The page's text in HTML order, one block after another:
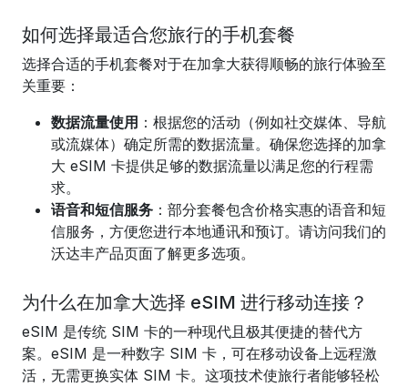
如何选择最适合您旅行的手机套餐
选择合适的手机套餐对于在加拿大获得顺畅的旅行体验至
关重要：
数据流量使用 ：根据您的活动（例如社交媒体、导航
或流媒体）确定所需的数据流量。确保您选择的加拿
大 eSIM 卡提供足够的数据流量以满足您的行程需
求。
语音和短信服务 ：部分套餐包含价格实惠的语音和短
信服务，方便您进行本地通讯和预订。请访问我们的
沃达丰产品页面了解更多选项。
为什么在加拿大选择 eSIM 进行移动连接？
eSIM 是传统 SIM 卡的一种现代且极其便捷的替代方
案。eSIM 是一种数字 SIM 卡，可在移动设备上远程激
活，无需更换实体 SIM 卡。这项技术使旅行者能够轻松